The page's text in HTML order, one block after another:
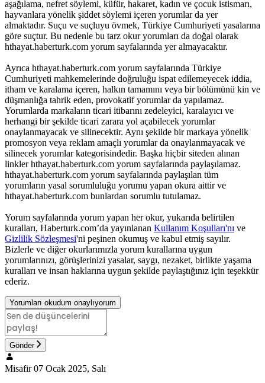
aşağılama, nefret söylemi, küfür, hakaret, kadın ve çocuk istismarı,
hayvanlara yönelik şiddet söylemi içeren yorumlar da yer
almaktadır. Suçu ve suçluyu övmek, Türkiye Cumhuriyeti yasalarına
göre suçtur. Bu nedenle bu tarz okur yorumları da doğal olarak
hthayat.haberturk.com yorum sayfalarında yer almayacaktır.
Ayrıca hthayat.haberturk.com yorum sayfalarında Türkiye
Cumhuriyeti mahkemelerinde doğruluğu ispat edilemeyecek iddia,
itham ve karalama içeren, halkın tamamını veya bir bölümünü kin ve
düşmanlığa tahrik eden, provokatif yorumlar da yapılamaz.
Yorumlarda markaların ticari itibarını zedeleyici, karalayıcı ve
herhangi bir şekilde ticari zarara yol açabilecek yorumlar
onaylanmayacak ve silinecektir. Aynı şekilde bir markaya yönelik
promosyon veya reklam amaçlı yorumlar da onaylanmayacak ve
silinecek yorumlar kategorisindedir. Başka hiçbir siteden alınan
linkler hthayat.haberturk.com yorum sayfalarında paylaşılamaz.
hthayat.haberturk.com yorum sayfalarında paylaşılan tüm
yorumların yasal sorumluluğu yorumu yapan okura aittir ve
hthayat.haberturk.com bunlardan sorumlu tutulamaz.
Yorum sayfalarında yorum yapan her okur, yukarıda belirtilen
kuralları, Haberturk.com’da yayınlanan Kullanım Koşulları'nı ve
Gizlilik Sözleşmesi'ni peşinen okumuş ve kabul etmiş sayılır.
Bizlerle ve diğer okurlarımızla yorum kurallarına uygun
yorumlarınızı, görüşlerinizi yasalar, saygı, nezaket, birlikte yaşama
kuralları ve insan haklarına uygun şekilde paylaştığınız için teşekkür
ederiz.
Yorumları okudum onaylıyorum
Gönder
Misafir 07 Ocak 2025, Salı